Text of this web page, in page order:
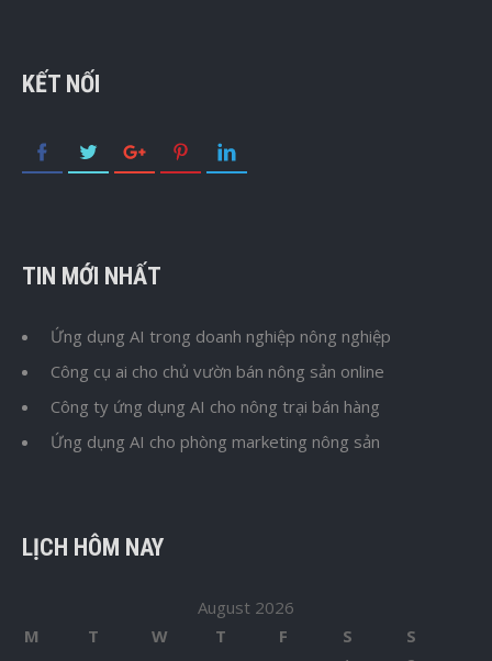
KẾT NỐI
TIN MỚI NHẤT
Ứng dụng AI trong doanh nghiệp nông nghiệp
Công cụ ai cho chủ vườn bán nông sản online
Công ty ứng dụng AI cho nông trại bán hàng
Ứng dụng AI cho phòng marketing nông sản
LỊCH HÔM NAY
August 2026
M
T W T F S
S